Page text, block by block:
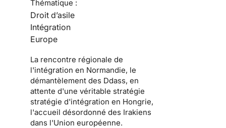
Thématique :
Droit d’asile
Intégration
Europe
La rencontre régionale de
l'intégration en Normandie, le
démantèlement des Ddass, en
attente d'une véritable stratégie
stratégie d'intégration en Hongrie,
l'accueil désordonné des Irakiens
dans l'Union européenne.